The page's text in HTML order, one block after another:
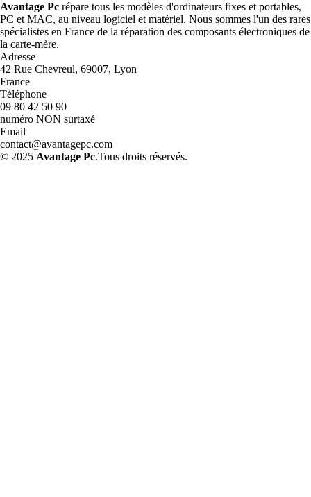
Avantage Pc répare tous les modèles d'ordinateurs fixes et portables,
PC et MAC, au niveau logiciel et matériel. Nous sommes l'un des rares
spécialistes en France de la réparation des composants électroniques de
la carte-mère.
Adresse
42 Rue Chevreul, 69007, Lyon
France
Téléphone
09 80 42 50 90
numéro NON surtaxé
Email
contact@avantagepc.com
© 2025 Avantage Pc.Tous droits réservés.